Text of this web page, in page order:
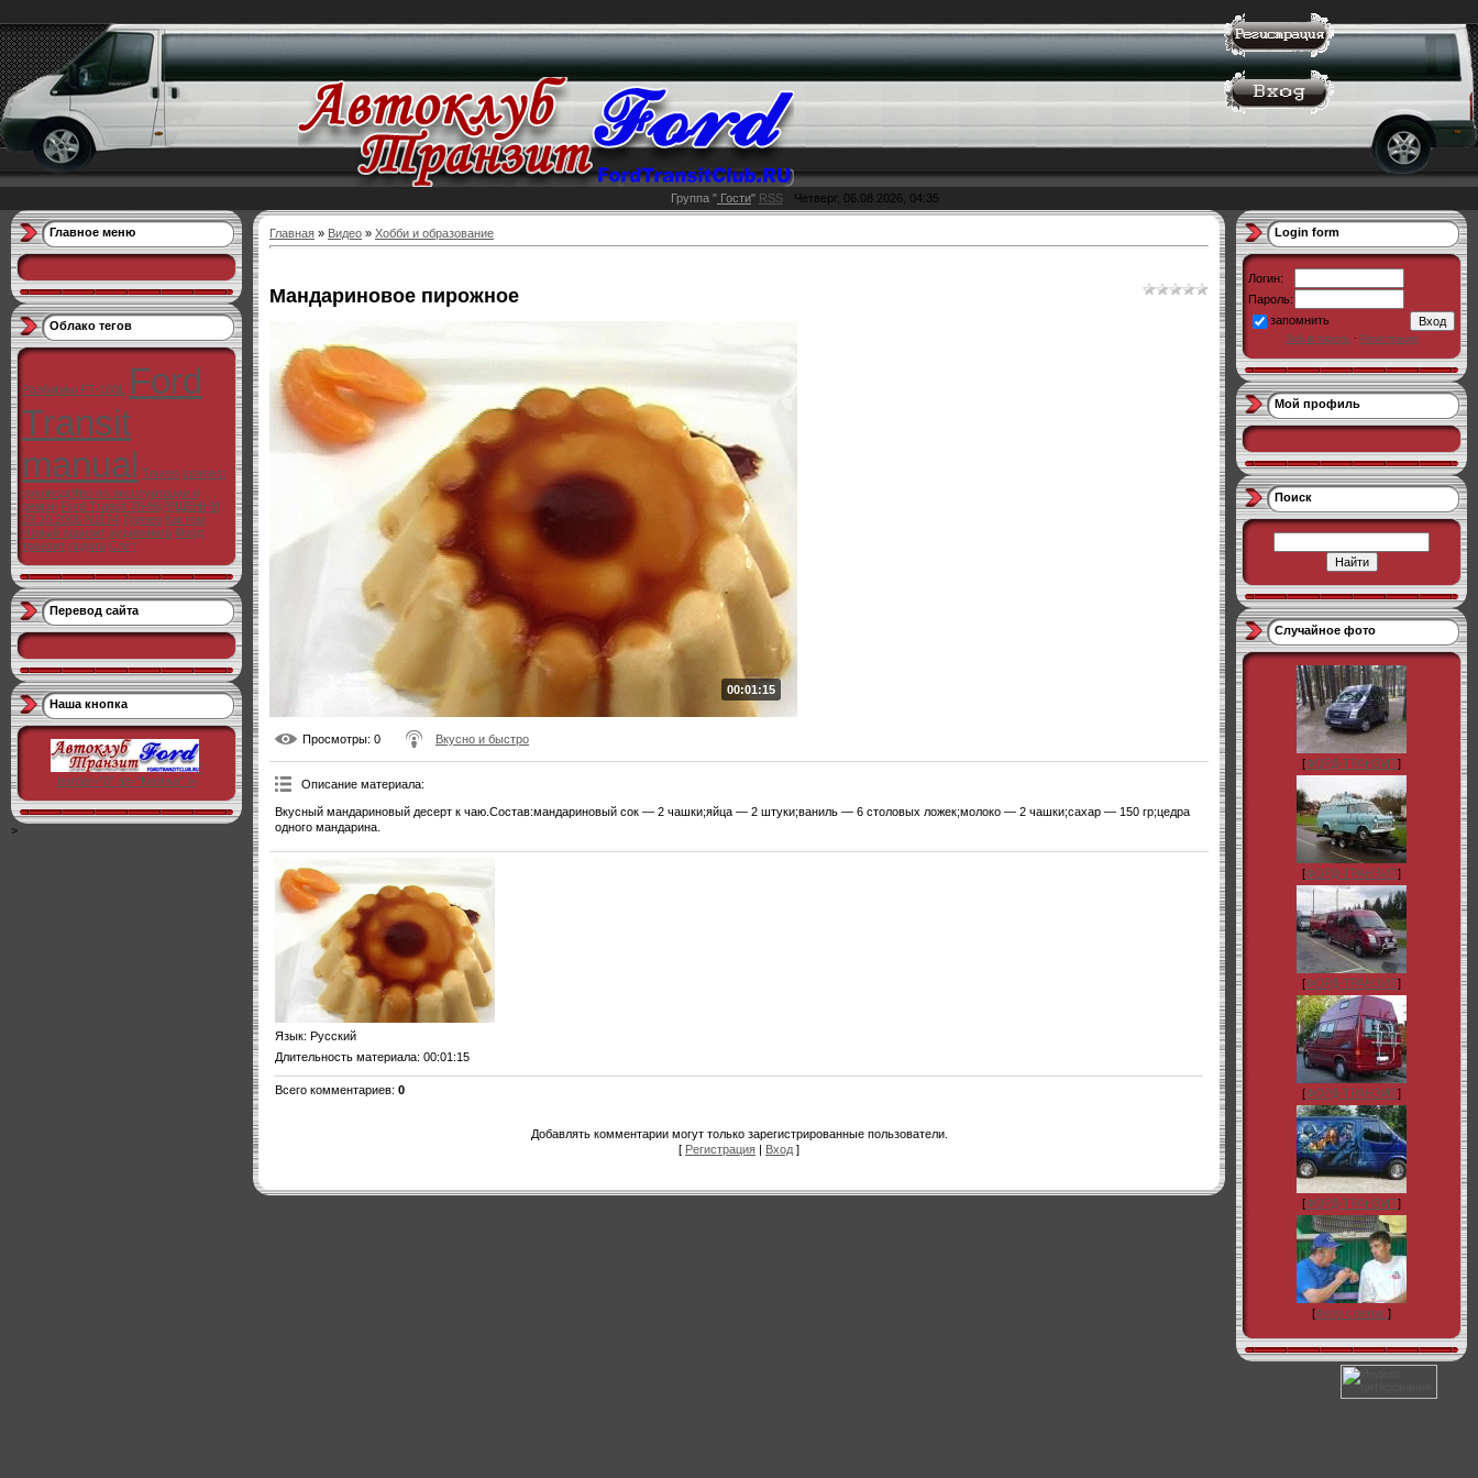
Группа " Гости" RSS Четверг, 06.08.2026, 04:35
Главное меню
Облако тегов
Разбираю FT-100L
Ford
Transit
manual Toureo connect
руководство по эксплуатации и
ремон Ford Transit 78-86 РІШЕННЯ
23.10.2008 N1174 Турнео Кастом
Новый транзит аудиокнига Форд
транзит ладога Слёт
Перевод сайта
Наша кнопка
"
border="0" alt="Кнопка" />
>
Главная » Видео » Хобби и образование
Мандариновое пирожное
00:01:15
Просмотры: 0 Вкусно и быстро
Описание материала:
Вкусный мандариновый десерт к чаю.Состав:мандариновый сок — 2 чашки;яйца — 2 штуки;ваниль — 6 столовых ложек;молоко — 2 чашки;сахар — 150 гр;цедра
одного мандарина.
Язык: Русский
Длительность материала: 00:01:15
Всего комментариев: 0
Добавлять комментарии могут только зарегистрированные пользователи.
[ Регистрация | Вход ]
Login form
Логин:
Пароль:
запомнить
Забыл пароль · Регистрация
Мой профиль
Поиск
Случайное фото
[ФОРД-ТРАНЗИТ]
[ФОРД-ТРАНЗИТ]
[ФОРД-ТРАНЗИТ]
[ФОРД-ТРАНЗИТ]
[ФОРД-ТРАНЗИТ]
[Фото слетов. ]